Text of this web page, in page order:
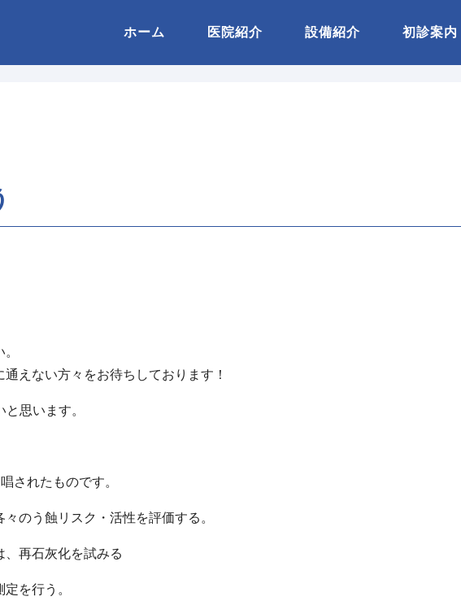
ホーム 医院紹介 設備紹介 初診案内
えない方々をお待ちしております！
思います。
されたものです。
のう蝕リスク・活性を評価する。
再石灰化を試みる
を行う。